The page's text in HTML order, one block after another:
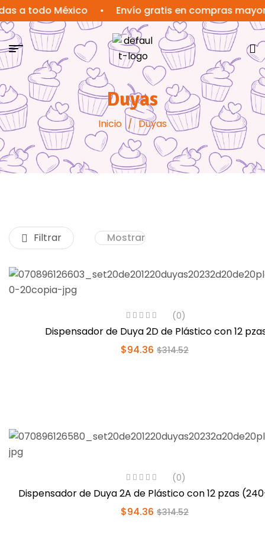
México • Envío gratis en compras mayores a
Duyas
Inicio / Duyas
Filtrar Mostrar
(0)
Dispensador de Duya 2D de Plástico con 12
$314.52
$94.36
(0)
Dispensador de Duya 2A de Plástico con 12 pzas
$314.52
$94.36